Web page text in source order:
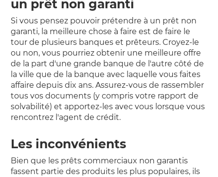
un prêt non garanti
Si vous pensez pouvoir prétendre à un prêt non
garanti, la meilleure chose à faire est de faire le
tour de plusieurs banques et prêteurs. Croyez-le
ou non, vous pourriez obtenir une meilleure offre
de la part d'une grande banque de l'autre côté de
la ville que de la banque avec laquelle vous faites
affaire depuis dix ans. Assurez-vous de rassembler
tous vos documents (y compris votre rapport de
solvabilité) et apportez-les avec vous lorsque vous
rencontrez l'agent de crédit.
Les inconvénients
Bien que les prêts commerciaux non garantis
fassent partie des produits les plus populaires, ils